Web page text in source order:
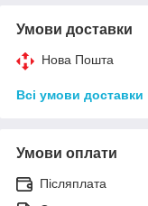
Умови доставки
Нова Пошта
Всі умови доставки
Умови оплати
Післяплата